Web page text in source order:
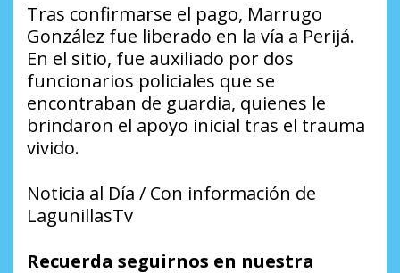
Tras confirmarse el pago, Marrugo
González fue liberado en la vía a Perijá.
En el sitio, fue auxiliado por dos
funcionarios policiales que se
encontraban de guardia, quienes le
brindaron el apoyo inicial tras el trauma
vivido.
Noticia al Día / Con información de
LagunillasTv
Recuerda seguirnos en nuestra